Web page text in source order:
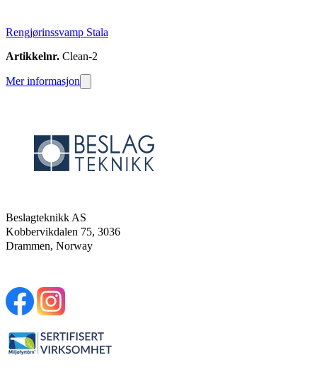
Rengjørinssvamp Stala
Artikkelnr. Clean-2
Mer informasjon
Beslagteknikk AS
Kobbervikdalen 75, 3036
Drammen, Norway